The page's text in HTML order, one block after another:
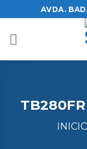
to
content
AVDA.